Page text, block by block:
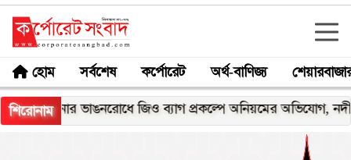
হোম সর্বশেষ কর্পোরেট অর্থ-বাণিজ্য
শিরোনাম
ভাঙনরোধে জিও ব্যাগ প্রকল্পে অনিয়মের অভিযোগ, নদীরকূলে